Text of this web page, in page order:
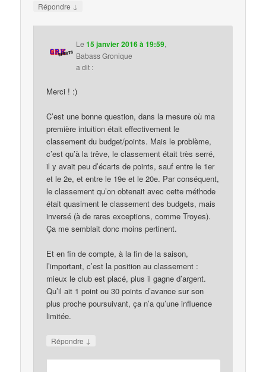
Répondre ↓
Le15 janvier 2016 à 19:59,
Babass Gronique
a dit :
Merci ! :)
C’est une bonne question, dans la mesure où ma
première intuition était effectivement le
classement du budget/points. Mais le problème,
c’est qu’à la trêve, le classement était très serré,
il y avait peu d’écarts de points, sauf entre le 1er
et le 2e, et entre le 19e et le 20e. Par conséquent,
le classement qu’on obtenait avec cette méthode
était quasiment le classement des budgets, mais
inversé (à de rares exceptions, comme Troyes).
Ça me semblait donc moins pertinent.
Et en fin de compte, à la fin de la saison,
l’important, c’est la position au classement :
mieux le club est placé, plus il gagne d’argent.
Qu’il ait 1 point ou 30 points d’avance sur son
plus proche poursuivant, ça n’a qu’une influence
limitée.
Répondre ↓